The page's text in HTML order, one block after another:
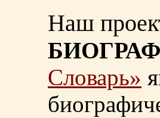
Наш
Словарь»